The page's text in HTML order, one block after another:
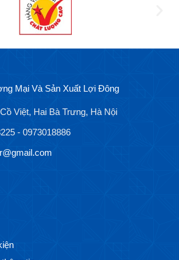
Mại Và Sản Xuất Lợi Đông
Việt, Hai Bà Trưng, Hà Nội
- 0973018886